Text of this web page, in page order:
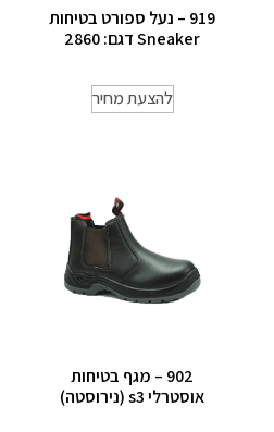
919 – נעל ספורט בטיחות
Sneaker דגם: 2860
להצעת מחיר
902 – מגף בטיחות
אוסטרלי s3 (נירוסטה)